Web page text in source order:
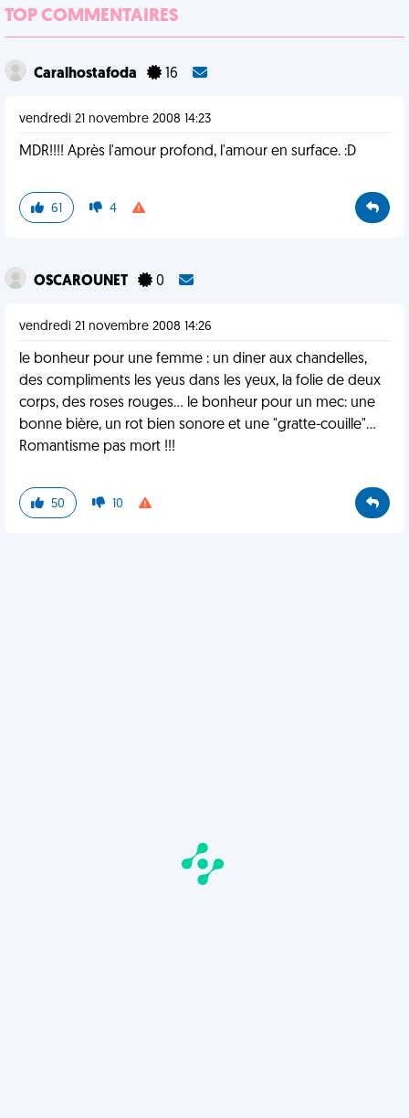
TOP COMMENTAIRES
Caralhostafoda 16
vendredi 21 novembre 2008 14:23
MDR!!!! Après l'amour profond, l'amour en surface. :D
61 4
OSCAROUNET 0
vendredi 21 novembre 2008 14:26
le bonheur pour une femme : un diner aux chandelles,
des compliments les yeus dans les yeux, la folie de deux
corps, des roses rouges... le bonheur pour un mec: une
bonne bière, un rot bien sonore et une "gratte-couille"...
Romantisme pas mort !!!
50 10